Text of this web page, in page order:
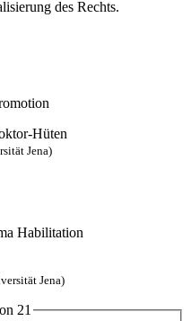
des Rechts.
Jena)
Habilitation
Jena)
21